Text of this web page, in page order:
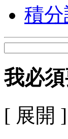
積分
我必
[ 展開 ]